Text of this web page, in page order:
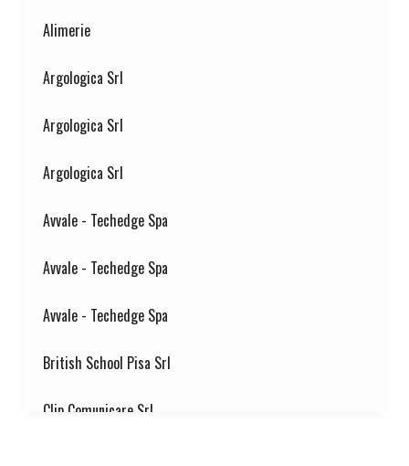
Alimerie
Argologica Srl
Argologica Srl
Argologica Srl
Avvale - Techedge Spa
Avvale - Techedge Spa
Avvale - Techedge Spa
British School Pisa Srl
Clip Comunicare Srl